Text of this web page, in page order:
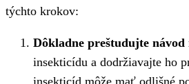
týchto krokov:
Dôkladne preštudujte návod
insekticídu a dodržiavajte ho